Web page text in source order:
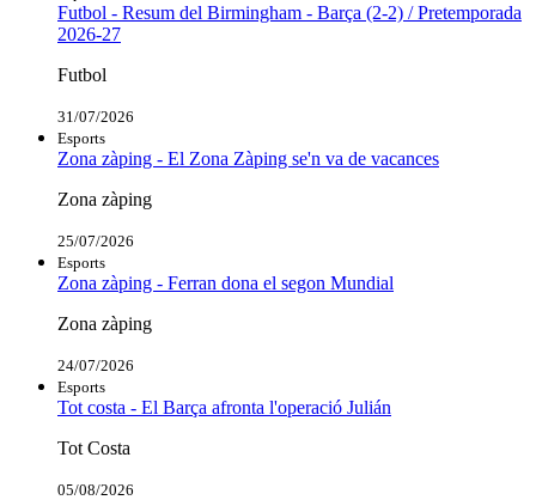
Futbol - Resum del Birmingham - Barça (2-2) / Pretemporada
2026-27
Futbol
31/07/2026
Esports
Zona zàping - El Zona Zàping se'n va de vacances
Zona zàping
25/07/2026
Esports
Zona zàping - Ferran dona el segon Mundial
Zona zàping
24/07/2026
Esports
Tot costa - El Barça afronta l'operació Julián
Tot Costa
05/08/2026